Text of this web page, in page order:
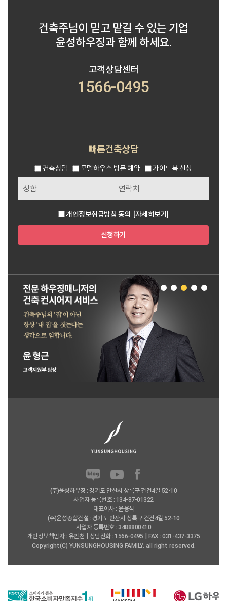
건축주님이 믿고 맡길 수 있는 기업
윤성하우징과 함께 하세요.
고객상담센터
1566-0495
빠른건축상담
건축상담 모델하우스 방문 예약 가이드북 신청
개인정보취급방침 동의 [자세히보기]
신청하기
(주)윤성하우징 : 경기도 안산시 상록구 건건4길 52-10
사업자 등록번호 : 134-87-01322
대표이사 : 윤용식
(주)윤성종합건설 : 경기도 안산시 상록구 건건4길 52-10
사업자 등록번호 : 3488800410
개인정보책임자 : 유인천
상담전화 : 1566-0495
FAX : 031-437-3375
Copyright(C) YUNSUNGHOUSING FAMILY. all right reserved.